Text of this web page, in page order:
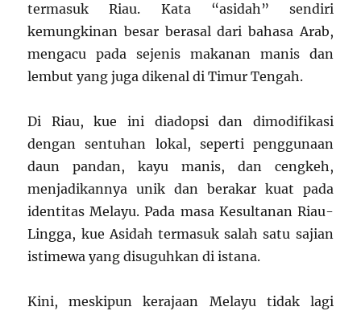
termasuk Riau. Kata “asidah” sendiri
kemungkinan besar berasal dari bahasa Arab,
mengacu pada sejenis makanan manis dan
lembut yang juga dikenal di Timur Tengah.
Di Riau, kue ini diadopsi dan dimodifikasi
dengan sentuhan lokal, seperti penggunaan
daun pandan, kayu manis, dan cengkeh,
menjadikannya unik dan berakar kuat pada
identitas Melayu. Pada masa Kesultanan Riau-
Lingga, kue Asidah termasuk salah satu sajian
istimewa yang disuguhkan di istana.
Kini, meskipun kerajaan Melayu tidak lagi